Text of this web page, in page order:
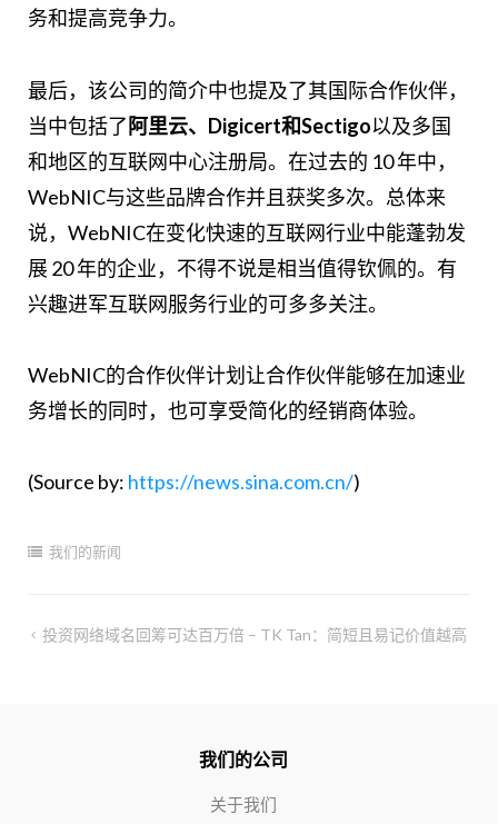
务和提高竞争力。
最后，该公司的简介中也提及了其国际合作伙伴，
当中包括了阿里云、Digicert和Sectigo以及多国
和地区的互联网中心注册局。在过去的 10 年中，
WebNIC与这些品牌合作并且获奖多次。总体来
说，WebNIC在变化快速的互联网行业中能蓬勃发
展 20 年的企业，不得不说是相当值得钦佩的。有
兴趣进军互联网服务行业的可多多关注。
WebNIC的合作伙伴计划让合作伙伴能够在加速业
务增长的同时，也可享受简化的经销商体验。
(Source by: https://news.sina.com.cn/)
我们的新闻
投资网络域名回筹可达百万倍 – TK Tan：简短且易记价值越高
我们的公司
关于我们